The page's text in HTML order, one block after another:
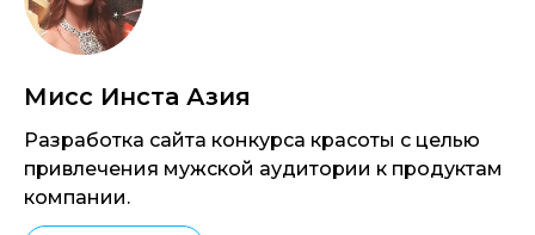
Мисс Инста Азия
Разработка сайта конкурса красоты с целью
привлечения мужской аудитории к продуктам
компании.